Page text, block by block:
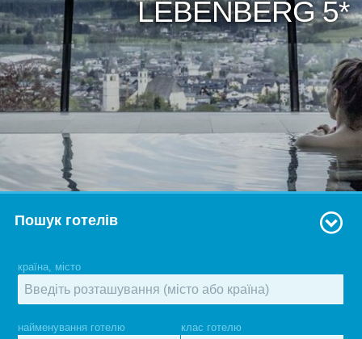
LEBENBERG 5*
Пошук готелів
країна, місто
найменування готелю клас готелю